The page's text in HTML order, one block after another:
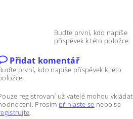
Buďte první, kdo napíše
příspěvek k této položce.
Přidat komentář
první, kdo napíše příspěvek k této
registrovaní uživatelé mohou vkládat
Prosím přihlaste se nebo se
.